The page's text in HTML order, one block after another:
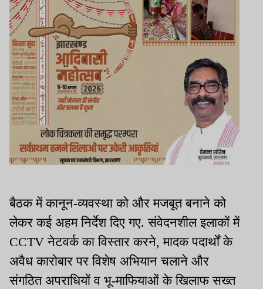
बैठक में कानून-व्यवस्था को और मजबूत बनाने को
लेकर कई अहम निर्देश दिए गए. संवेदनशील इलाकों में
CCTV नेटवर्क का विस्तार करने, मादक पदार्थों के
अवैध कारोबार पर विशेष अभियान चलाने और
संगठित अपराधियों व भू-माफियाओं के खिलाफ सख्त